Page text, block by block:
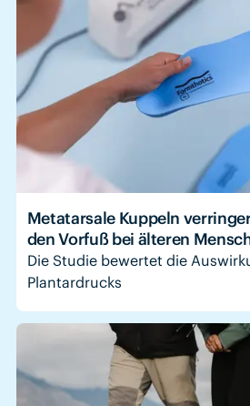
Metatarsale Kuppeln
den Vorfuß bei älteren
Die Studie bewertet die
Plantardrucks